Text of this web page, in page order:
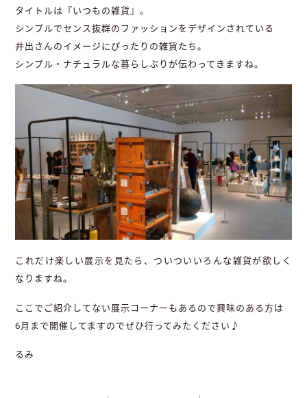
タイトルは『いつもの雑貨』。
シンプルでセンス抜群のファッションをデザインされている
井出さんのイメージにぴったりの雑貨たち。
シンプル・ナチュラルな暮らしぶりが伝わってきますね。
これだけ楽しい展示を見たら、ついついいろんな雑貨が欲しく
なりますね。
ここでご紹介してない展示コーナーもあるので興味のある方は
6月まで開催してますのでぜひ行ってみたください♪
るみ